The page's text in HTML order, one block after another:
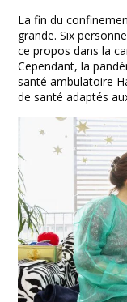
La fin du
grande. Six
ce propos dans la
Cependant, la
santé ambulatoire
de santé adaptés